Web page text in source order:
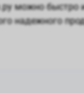
можно быстро
надежного